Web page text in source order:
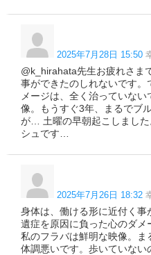
2025年7月28日 15:50
@k_hirahata先生お疲れさま
事ができたのしれないです
メージは、全く治っていな
像。もうすぐ3年、まるでブ
が… 土曜の早朝起こしまし
シュです…
2025年7月26日 18:32
身体は、働ける形に近付く
遺症を原因に負った心のダメ
私のフラバは鮮明な映像。ま
体調悪いです。歩いていな